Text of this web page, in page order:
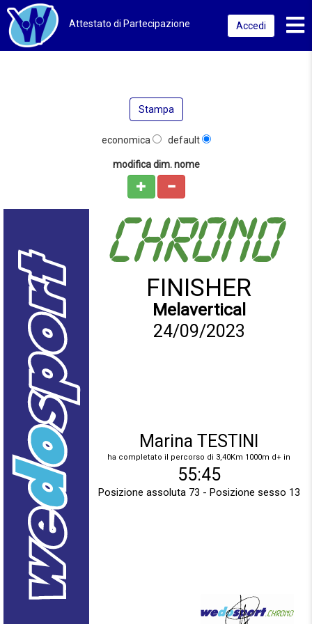
Attestato di Partecipazione Accedi
Stampa
economica default
modifica dim. nome
FINISHER
Melavertical
Marina TESTINI
ha completato il percorso di 3,40Km 1000m d+ in
Posizione assoluta 73 - Posizione sesso 13
55:45
24/09/2023